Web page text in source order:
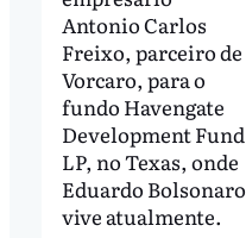
Antonio Carlos
Freixo, parceiro de
Vorcaro, para o
fundo Havengate
Development Fund
LP, no Texas, onde
Eduardo Bolsonaro
vive atualmente.